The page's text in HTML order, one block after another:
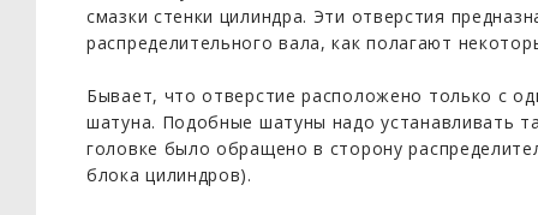
смазки стенки цилиндра. Эти отверстия
распределительного вала, как полагают
Бывает, что отверстие расположено только с
шатуна. Подобные шатуны надо устанавливать
головке было обращено в сторону
блока цилиндров).